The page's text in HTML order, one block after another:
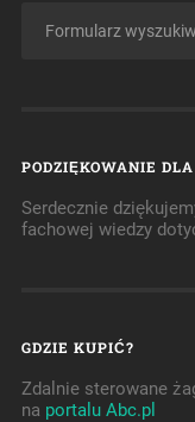
PODZIĘKOWANIE
Serdecznie
fachowej wiedzy
GDZIE KUPIĆ?
Zdalnie sterowane
na portalu Abc.pl